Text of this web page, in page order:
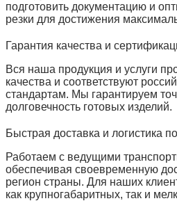
подготовить документацию и
резки для достижения
Гарантия качества и
Вся наша продукция и услуги
качества и соответствуют
стандартам. Мы гарантируем
долговечность готовых изделий.
Быстрая доставка и логистика
Работаем с ведущими
обеспечивая своевременную
регион страны. Для наших
как крупногабаритных, так и